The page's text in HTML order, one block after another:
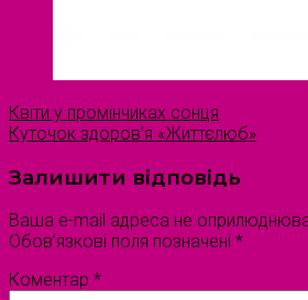
Квіти у промінчиках сонця
Куточок здоров’я «Життєлюб»
Залишити відповідь
Ваша e-mail адреса не
Обов’язкові поля позначені *
Коментар *